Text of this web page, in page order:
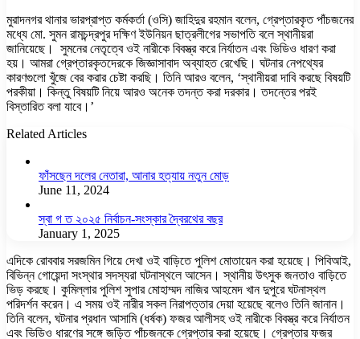
মুরাদনগর থানার ভারপ্রাপ্ত কর্মকর্তা (ওসি) জাহিদুর রহমান বলেন, গ্রেপ্তারকৃত পাঁচজনের
মধ্যে মো. সুমন রামচন্দ্রপুর দক্ষিণ ইউনিয়ন ছাত্রলীগের সভাপতি বলে স্থানীয়রা
জানিয়েছে। সুমনের নেতৃত্বে ওই নারীকে বিবস্ত্র করে নির্যাতন এবং ভিডিও ধারণ করা
হয়। আমরা গ্রেপ্তারকৃতদেরকে জিজ্ঞাসাবাদ অব্যাহত রেখেছি। ঘটনার নেপথ্যের
কারণগুলো খুঁজে বের করার চেষ্টা করছি। তিনি আরও বলেন, ‘স্থানীয়রা দাবি করছে বিষয়টি
পরকীয়া। কিন্তু বিষয়টি নিয়ে আরও অনেক তদন্ত করা দরকার। তদন্তের পরই
বিস্তারিত বলা যাবে।’
Related Articles
ফাঁসছেন দলের নেতারা, আনার হত্যায় নতুন মোড়
June 11, 2024
স্বা গ ত ২০২৫ নির্বাচন-সংস্কার দ্বৈরথের বছর
January 1, 2025
এদিকে রোববার সরজমিন গিয়ে দেখা ওই বাড়িতে পুলিশ মোতায়েন করা হয়েছে। পিবিআই,
বিভিন্ন গোয়েন্দা সংস্থার সদস্যরা ঘটনাস্থলে আসেন। স্থানীয় উৎসুক জনতাও বাড়িতে
ভিড় করছে। কুমিল্লার পুলিশ সুপার মোহাম্মদ নাজির আহমেদ খান দুপুরে ঘটনাস্থল
পরিদর্শন করেন। এ সময় ওই নারীর সকল নিরাপত্তার দেয়া হয়েছে বলেও তিনি জানান।
তিনি বলেন, ঘটনার প্রধান আসামি (ধর্ষক) ফজর আলীসহ ওই নারীকে বিবস্ত্র করে নির্যাতন
এবং ভিডিও ধারণের সঙ্গে জড়িত পাঁচজনকে গ্রেপ্তার করা হয়েছে। গ্রেপ্তার ফজর